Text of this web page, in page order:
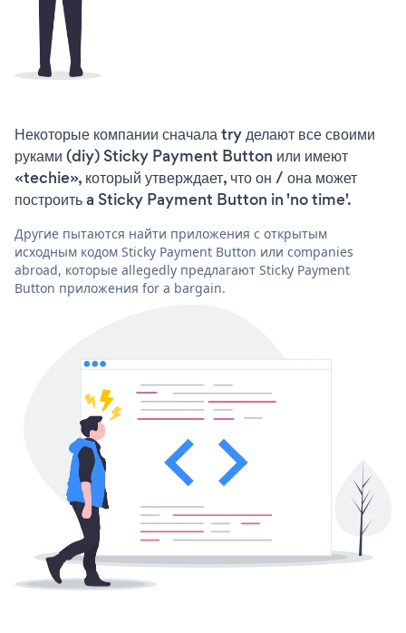
Некоторые компании сначала try делают все своими
руками (diy) Sticky Payment Button или имеют
«techie», который утверждает, что он / она может
построить a Sticky Payment Button in 'no time'.
Другие пытаются найти приложения с открытым
исходным кодом Sticky Payment Button или companies
abroad, которые allegedly предлагают Sticky Payment
Button приложения for a bargain.